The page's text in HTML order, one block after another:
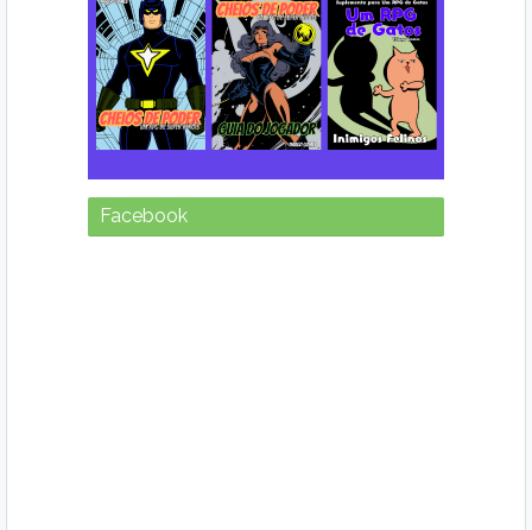
Facebook